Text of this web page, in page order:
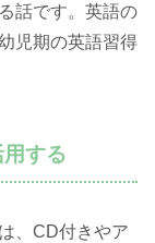
話です。英語の
児期の英語習得
する
、CD付きやア